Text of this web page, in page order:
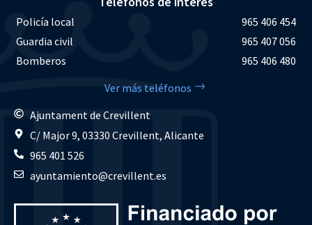
Policía local
965 406 454
Guardia civil
965 407 056
Bomberos
965 406 480
Ver más teléfonos
Ajuntament de Crevillent
C/ Major 9, 03330 Crevillent, Alicante
965 401 526
ayuntamiento@crevillent.es